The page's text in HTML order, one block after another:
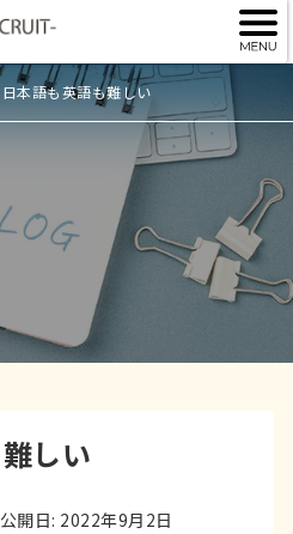
日本語も英語も難しい
しい
公開日: 2022年9月2日